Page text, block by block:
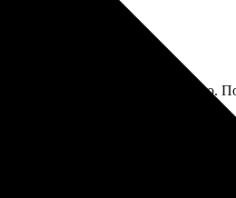
но в рамке это не заметно.